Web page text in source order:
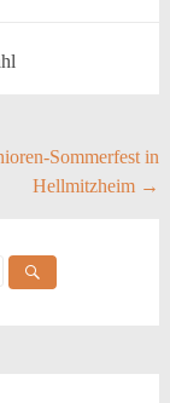
Sommerfest in
Hellmitzheim →